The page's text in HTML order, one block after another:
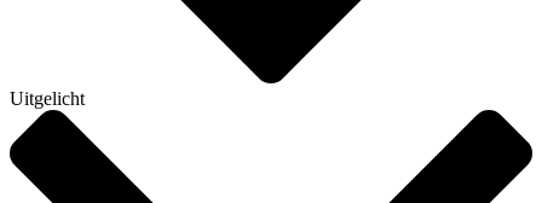
Uitgelicht